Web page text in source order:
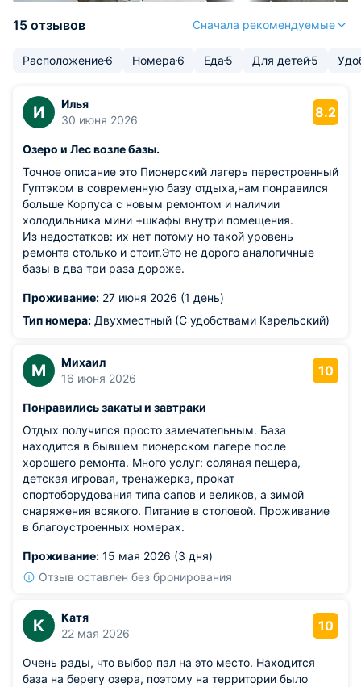
15 отзывов Сначала рекомендуемые
Расположение6 Номера 6 Еда 5 Для детей5
И
Илья
30 июня 2026
8.2
Озеро и Лес возле базы.
Точное описание это Пионерский лагерь перестроенный
Гуптэком в современную базу отдыха,нам понравился
больше Корпуса с новым ремонтом и наличии
холодильника мини +шкафы внутри помещения.
Из недостатков: их нет потому но такой уровень
ремонта столько и стоит.Это не дорого аналогичные
базы в два три раза дороже.
Проживание: 27 июня 2026 (1 день)
Тип номера: Двухместный (С удобствами Карельский)
М
Михаил
16 июня 2026
10
Понравились закаты и завтраки
Отдых получился просто замечательным. База
находится в бывшем пионерском лагере после
хорошего ремонта. Много услуг: соляная пещера,
детская игровая, тренажерка, прокат
спортоборудования типа сапов и великов, а зимой
снаряжения всякого. Питание в столовой. Проживание
в благоустроенных номерах.
Проживание: 15 мая 2026 (3 дня)
Отзыв оставлен без бронирования
К
Катя
22 мая 2026
10
Очень рады, что выбор пал на это место. Находится
база на берегу озера, поэтому на территории было